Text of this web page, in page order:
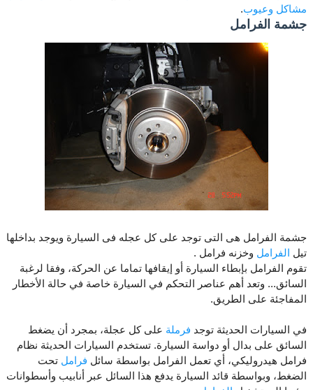
مشاكل وعيوب.
جشمة الفرامل
جشمة الفرامل هى التى توجد على كل عجله فى السيارة ويوجد بداخلها
تيل الفرامل وخزنه فرامل .
تقوم الفرامل بإبطاء السيارة أو إيقافها تماما عن الحركة، وفقا لرغبة
السائق... وتعد أهم عناصر التحكم في السيارة خاصة في حالة الأخطار
المفاجئة على الطريق.
في السيارات الحديثة توجد فرملة على كل عجلة، بمجرد أن يضغط
السائق على بدال أو دواسة السيارة. تستخدم السيارات الحديثة نظام
فرامل هيدروليكي، أي تعمل الفرامل بواسطة سائل فرامل تحت
الضغط، وبواسطة قائد السيارة يدفع هذا السائل عبر أنابيب وأسطوانات